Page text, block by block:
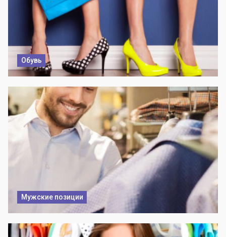
Обувь
Мужские позиции